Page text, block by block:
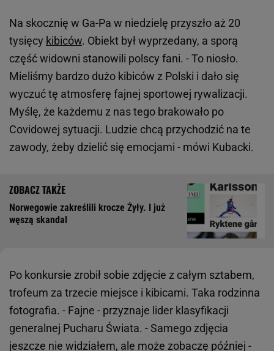
Na skocznię w Ga-Pa w niedzielę przyszło aż 20
tysięcy kibiców. Obiekt był wyprzedany, a sporą
część widowni stanowili polscy fani. - To niosło.
Mieliśmy bardzo dużo kibiców z Polski i dało się
wyczuć tę atmosferę fajnej sportowej rywalizacji.
Myślę, że każdemu z nas tego brakowało po
Covidowej sytuacji. Ludzie chcą przychodzić na te
zawody, żeby dzielić się emocjami - mówi Kubacki.
Norwegowie zakreślili krocze Żyły. I już
węszą skandal
Po konkursie zrobił sobie zdjęcie z całym sztabem,
trofeum za trzecie miejsce i kibicami. Taka rodzinna
fotografia. - Fajne - przyznaje lider klasyfikacji
generalnej Pucharu Świata. - Samego zdjęcia
jeszcze nie widziałem, ale może zobaczę później -